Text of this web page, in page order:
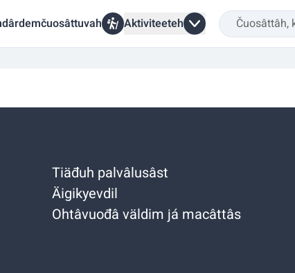
Aktiviteeteh
Tiäđuh palvâlusâst
Äigikyevdil
Ohtâvuođâ väldim já macâttâs